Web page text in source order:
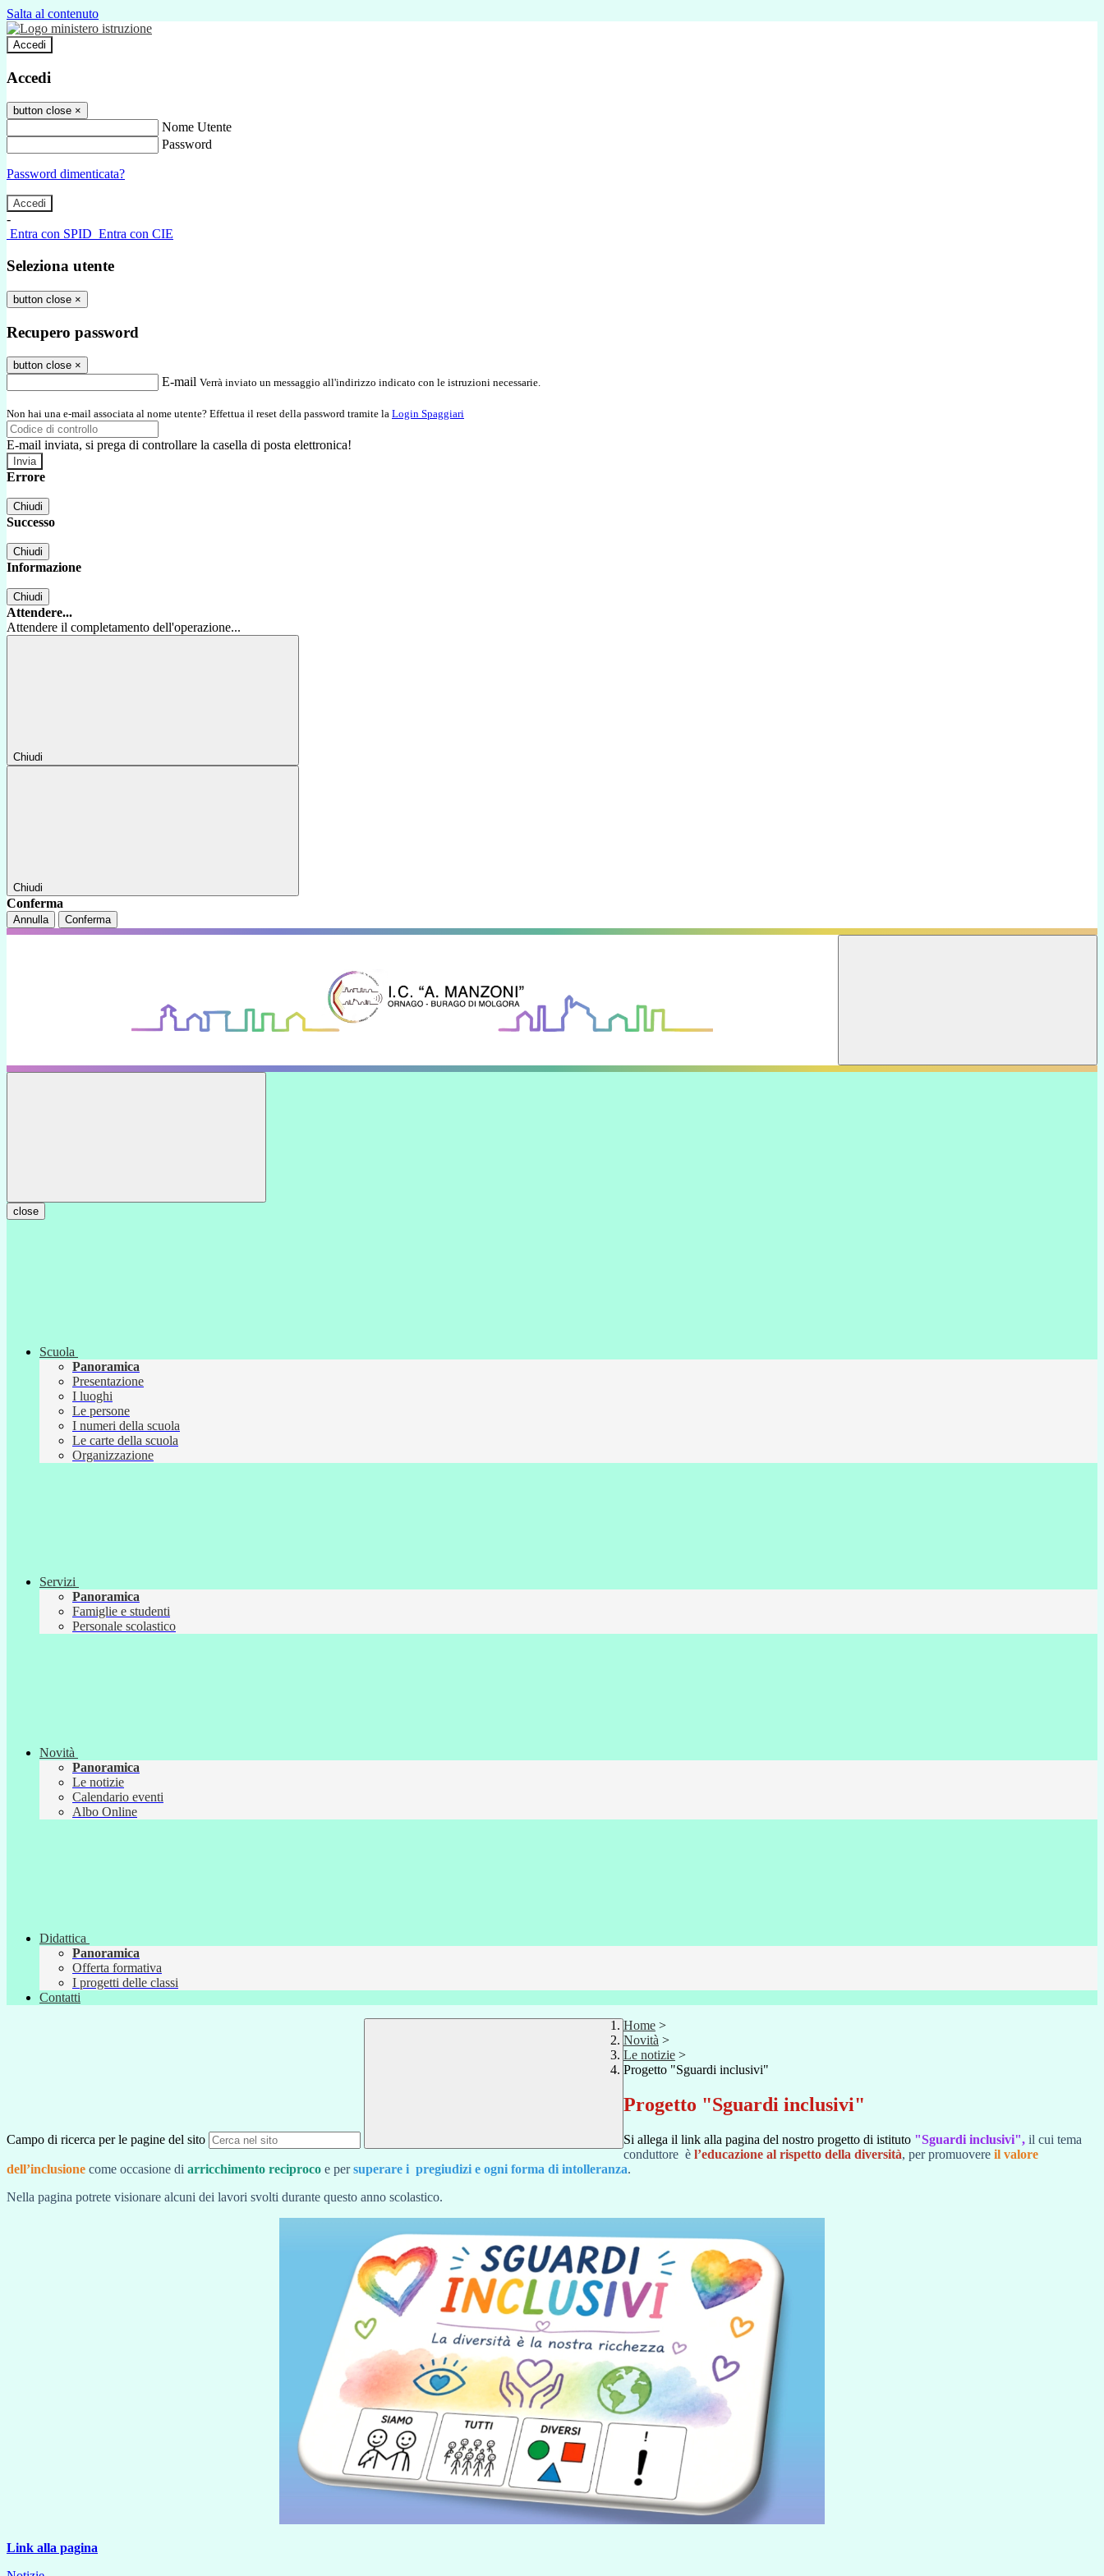
Salta al contenuto
Accedi
Accedi
button close ×
Nome Utente
Password
Password dimenticata?
-
Entra con SPID Entra con CIE
Seleziona utente
button close ×
Recupero password
button close ×
E-mail Verrà inviato un messaggio all'indirizzo indicato con le istruzioni necessarie.
Non hai una e-mail associata al nome utente? Effettua il reset della password tramite la Login Spaggiari
E-mail inviata, si prega di controllare la casella di posta elettronica!
Errore
Chiudi
Successo
Chiudi
Informazione
Chiudi
Attendere...
Attendere il completamento dell'operazione...
Chiudi
Chiudi
Conferma
Annulla Conferma
close
Scuola
Panoramica
Presentazione
I luoghi
Le persone
I numeri della scuola
Le carte della scuola
Organizzazione
Servizi
Panoramica
Famiglie e studenti
Personale scolastico
Novità
Panoramica
Le notizie
Calendario eventi
Albo Online
Didattica
Panoramica
Offerta formativa
I progetti delle classi
Contatti
Campo di ricerca per le pagine del sito
Home >
Novità >
Le notizie >
Progetto "Sguardi inclusivi"
Progetto "Sguardi inclusivi"
Si allega il link alla pagina del nostro progetto di istituto "Sguardi inclusivi", il cui tema
conduttore è l’educazione al rispetto della diversità, per promuovere il valore
dell’inclusione come occasione di arricchimento reciproco e persuperare i pregiudizi e ogni forma di intolleranza.
Nella pagina potrete visionare alcuni dei lavori svolti durante questo anno scolastico.
Link alla pagina